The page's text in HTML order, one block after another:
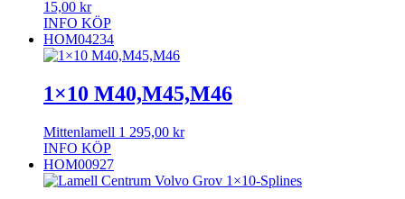
15,00 kr
INFO KÖP
HOM04234
1×10 M40,M45,M46
Mittenlamell 1 295,00 kr
INFO KÖP
HOM00927